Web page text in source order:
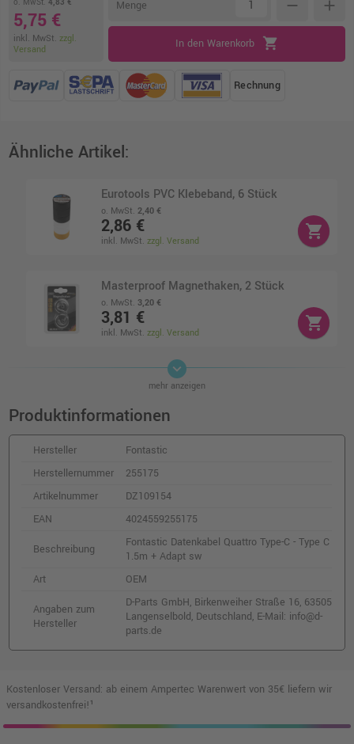
o. MwSt. 4,83 €
5,75 €
inkl. MwSt. zzgl.
Versand
Menge remove add
In den Warenkorb shopping_cart
Rechnung
Ähnliche Artikel:
Eurotools PVC Klebeband, 6 Stück
o. MwSt. 2,40 €
2,86 €
inkl. MwSt.zzgl. Versand
shopping_cart
Masterproof Magnethaken, 2 Stück
o. MwSt. 3,20 €
3,81 €
inkl. MwSt.zzgl. Versand
shopping_cart
Masterproof Kräftiger Magnethaken
4,24 €
inkl. MwSt. zzgl. Versand
Stylex Leinwand, 24 x 30 cm
3,36 €
inkl. MwSt.zzgl. Versand
Stylex Leinwand, 30 x 40 cm
o. MwSt.3,11 €
3,70 €
inkl. MwSt.zzgl. Versand
shopping_cart
Stylex Leinwand 40 x 60 cm
5,02 € shopping_cart
keyboard_arrow_down
mehr anzeigen
Produktinformationen
Hersteller
Fontastic
Herstellernummer
255175
Artikelnummer
DZ109154
EAN
4024559255175
Beschreibung
Fontastic Datenkabel Quattro Type-C - Type C
1.5m + Adapt sw
Art
OEM
Angaben zum
Hersteller
D-Parts GmbH, Birkenweiher Straße 16, 63505
Langenselbold, Deutschland, E-Mail: info@d-
parts.de
Kostenloser Versand: ab einem Ampertec Warenwert von 35€ liefern wir
versandkostenfrei!¹